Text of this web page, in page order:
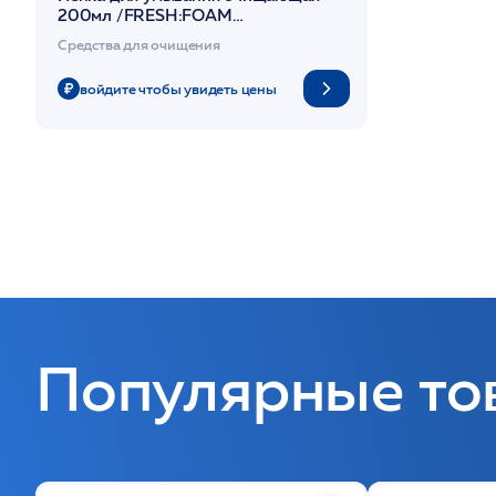
200мл /FRESH:FOAM
/MESOPHARM
Средства для очищения
войдите чтобы увидеть цены
Популярные